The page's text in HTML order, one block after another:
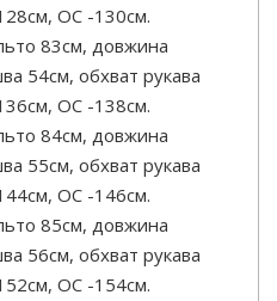
OC -130см.
83см, довжина
54см, обхват рукава
OC -138см.
84см, довжина
55см, обхват рукава
OC -146см.
85см, довжина
56см, обхват рукава
OC -154см.